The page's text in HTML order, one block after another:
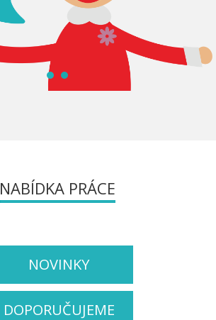
NABÍDKA PRÁCE
NOVINKY
DOPORUČUJEME